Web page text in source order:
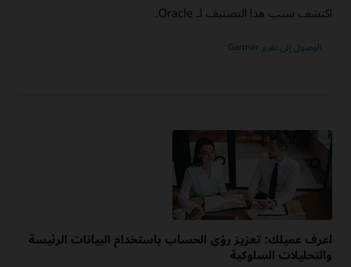
اكتشف سبب هذا التصنيف لـ Oracle.
الوصول إلى تقرير Gartner
اعرف عميلك: تعزيز رؤى الحساب باستخدام البيانات الرئيسة
والتحليلات السلوكية